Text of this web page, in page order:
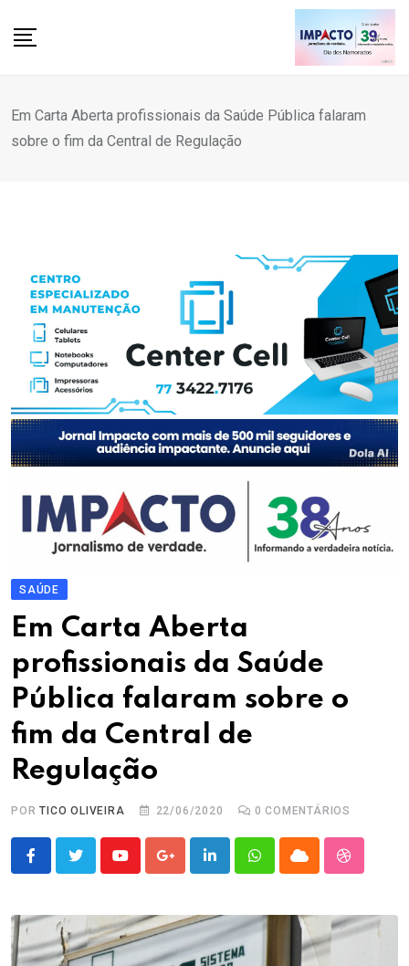
Em Carta Aberta profissionais da Saúde Pública falaram
sobre o fim da Central de Regulação
SAÚDE
Em Carta Aberta
profissionais da Saúde
Pública falaram sobre o
fim da Central de
Regulação
PORTICO OLIVEIRA 22/06/2020 0 COMENTÁRIOS
YoutubeGoogle+LinkedInWhatsappCloud